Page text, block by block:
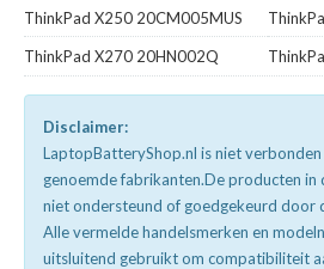
ThinkPad X250 20CM005MUS
ThinkPad X270 20HN002Q
Disclaimer:
LaptopBatteryShop.nl is niet
genoemde fabrikanten.De producten in
niet ondersteund of goedgekeurd door
Alle vermelde handelsmerken en
uitsluitend gebruikt om compatibiliteit